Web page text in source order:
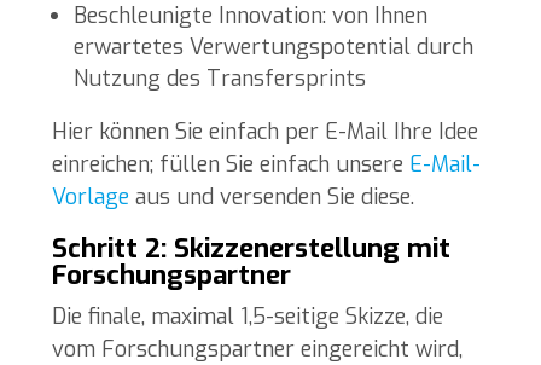
Beschleunigte Innovation: von Ihnen
erwartetes Verwertungspotential durch
Nutzung des Transfersprints
Hier können Sie einfach per E-Mail Ihre Idee
einreichen; füllen Sie einfach unsere E-Mail-
Vorlage aus und versenden Sie diese.
Schritt 2: Skizzenerstellung mit
Forschungspartner
Die finale, maximal 1,5-seitige Skizze, die
vom Forschungspartner eingereicht wird,